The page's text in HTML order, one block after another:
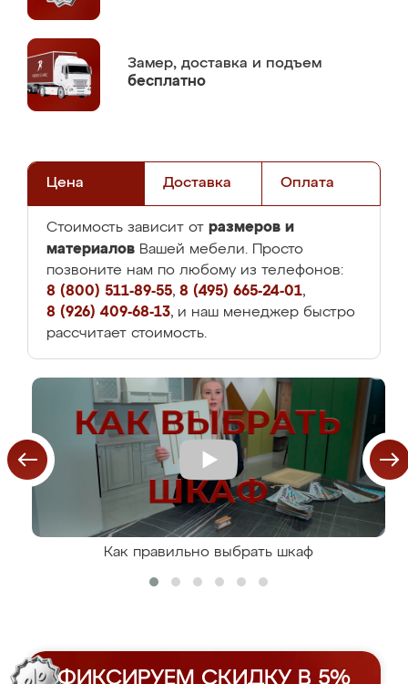
Замер, доставка и подъем
бесплатно
Цена Доставка Оплата
Стоимость зависит от размеров и
материалов Вашей мебели. Просто
позвоните нам по любому из телефонов:
8 (800) 511-89-55, 8 (495) 665-24-01,
8 (926) 409-68-13, и наш менеджер быстро
рассчитает стоимость.
Как правильно выбрать шкаф
ФИКСИРУЕМ СКИДКУ В 5%